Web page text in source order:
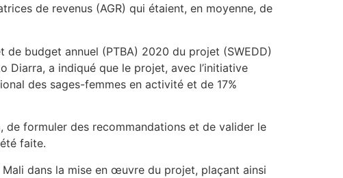
de revenus (AGR) qui étaient, en moyenne, de
budget annuel (PTBA) 2020 du projet (SWEDD)
Diarra, a indiqué que le projet, avec l’initiative
des sages-femmes en activité et de 17%
formuler des recommandations et de valider le
faite.
dans la mise en œuvre du projet, plaçant ainsi